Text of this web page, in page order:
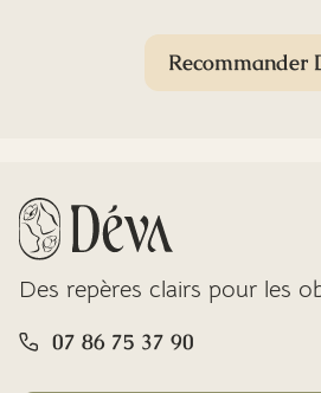
Recommander
Des repères clairs pour les
07 86 75 37 90